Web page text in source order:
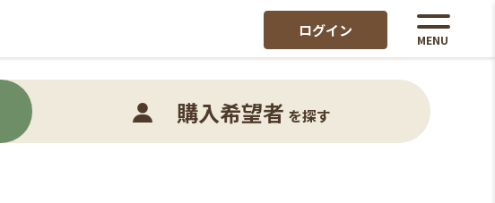
ログイン
MENU
購入希望者 を探す